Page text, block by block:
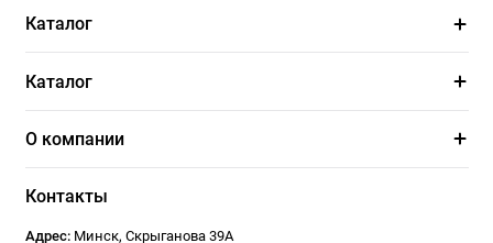
Каталог
Каталог
О компании
Контакты
Адрес: Минск, Скрыганова 39А